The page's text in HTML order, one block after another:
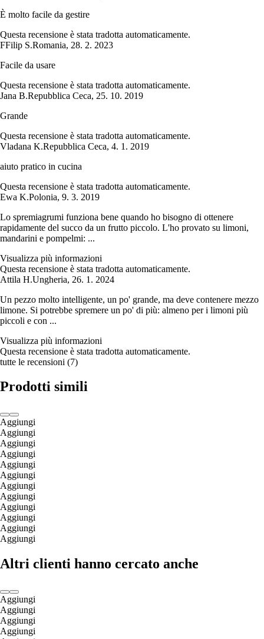
È molto facile da gestire
Questa recensione è stata tradotta automaticamente.
FFilip S.Romania, 28. 2. 2023
Facile da usare
Questa recensione è stata tradotta automaticamente.
Jana B.Repubblica Ceca, 25. 10. 2019
Grande
Questa recensione è stata tradotta automaticamente.
Vladana K.Repubblica Ceca, 4. 1. 2019
aiuto pratico in cucina
Questa recensione è stata tradotta automaticamente.
Ewa K.Polonia, 9. 3. 2019
Lo spremiagrumi funziona bene quando ho bisogno di ottenere
rapidamente del succo da un frutto piccolo. L'ho provato su limoni,
mandarini e pompelmi: ...
Visualizza più informazioni
Questa recensione è stata tradotta automaticamente.
Attila H.Ungheria, 26. 1. 2024
Un pezzo molto intelligente, un po' grande, ma deve contenere mezzo
limone. Si potrebbe spremere un po' di più: almeno per i limoni più
piccoli e con ...
Visualizza più informazioni
Questa recensione è stata tradotta automaticamente.
tutte le recensioni (7)
Prodotti simili
Aggiungi
Aggiungi
Aggiungi
Aggiungi
Aggiungi
Aggiungi
Aggiungi
Aggiungi
Aggiungi
Aggiungi
Aggiungi
Aggiungi
Altri clienti hanno cercato anche
Aggiungi
Aggiungi
Aggiungi
Aggiungi